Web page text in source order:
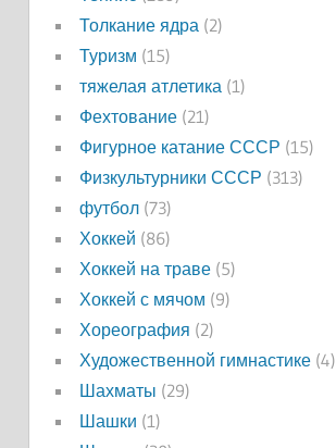
Толкание ядра (2)
Туризм (15)
тяжелая атлетика (1)
Фехтование(21)
Фигурное катание СССР (15)
Физкультурники СССР (313)
футбол(73)
Хоккей (86)
Хоккей на траве(5)
Хоккей с мячом (9)
Хореография (2)
Художественной гимнастике(4)
Шахматы (29)
Шашки (1)